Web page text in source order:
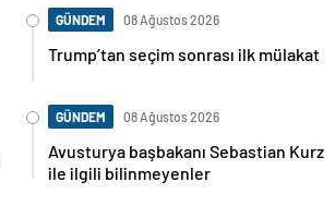
GÜNDEM 08 Ağustos 2026
Trump’tan seçim sonrası ilk mülakat
GÜNDEM 08 Ağustos 2026
Avusturya başbakanı Sebastian Kurz
ile ilgili bilinmeyenler